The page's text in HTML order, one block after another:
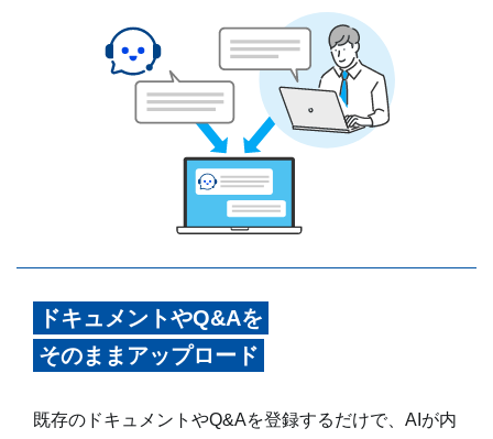
ドキュメントやQ&Aを
そのままアップロード
既存のドキュメントやQ&Aを登録するだけで、AIが内